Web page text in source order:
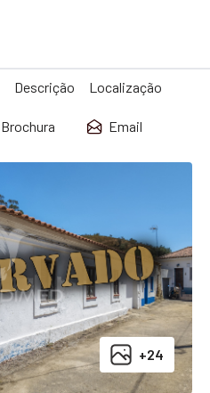
Descrição Localização
Brochura Email
+24